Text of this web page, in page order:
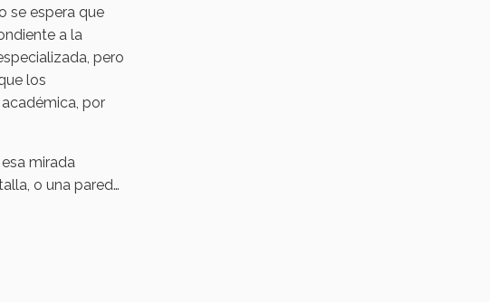
se espera que
a la
pero
los
por
mirada
o una pared…